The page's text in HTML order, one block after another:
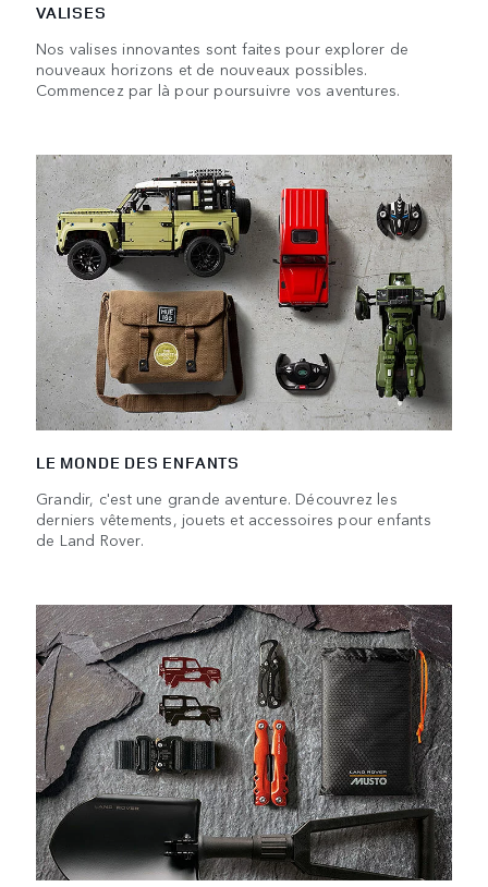
VALISES
Nos valises innovantes sont faites pour explorer de
nouveaux horizons et de nouveaux possibles.
Commencez par là pour poursuivre vos aventures.
LE MONDE DES ENFANTS
Grandir, c'est une grande aventure. Découvrez les
derniers vêtements, jouets et accessoires pour enfants
de Land Rover.